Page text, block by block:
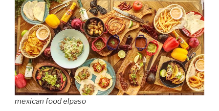
mexican food elpaso